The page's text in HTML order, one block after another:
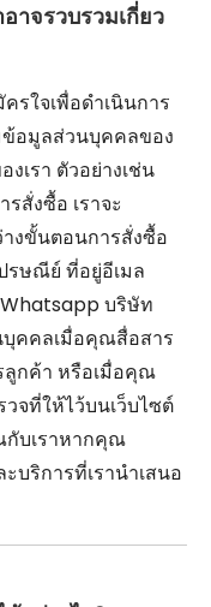
าจรวบรวมเกี่ยว
ใจเพื่อดำเนินการ
ข้อมูลส่วนบุคคลของ
เรา ตัวอย่างเช่น
สั่งซื้อ เราจะ
งขั้นตอนการสั่งซื้อ
รษณีย์ ที่อยู่อีเมล
บริษัท
บุคคลเมื่อคุณสื่อสาร
ลูกค้า หรือเมื่อคุณ
จที่ให้ไว้บนเว็บไซต์
กับเราหากคุณ
บริการที่เรานำเสนอ